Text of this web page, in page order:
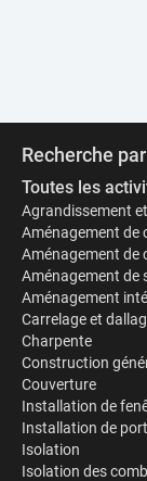
Recherche
Toutes les
Agrandissement
Aménagement de
Aménagement de
Aménagement de
Aménagement
Carrelage et
Charpente
Construction
Couverture
Installation de
Installation de
Isolation
Isolation des